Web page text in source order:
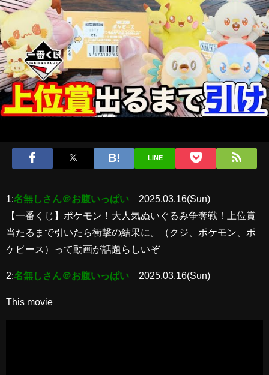
LINE
1:名無しさん＠お腹いっぱい
2025.03.16(Sun)
【一番くじ】ポケモン！大人気ぬいぐるみ争奪戦！上位賞
当たるまで引いたら衝撃の結果に。（クジ、ポケモン、ポ
ケピース）って動画が話題らしいぞ
2:名無しさん＠お腹いっぱい 2025.03.16(Sun)
This movie